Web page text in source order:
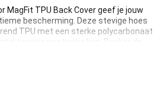
MagFit TPU Back Cover geef je jouw
bescherming. Deze stevige hoes
TPU met een sterke polycarbonaat
tegen een stootje kan. Dankzij de
compatibel met MagSafe-
opladen en gebruik van